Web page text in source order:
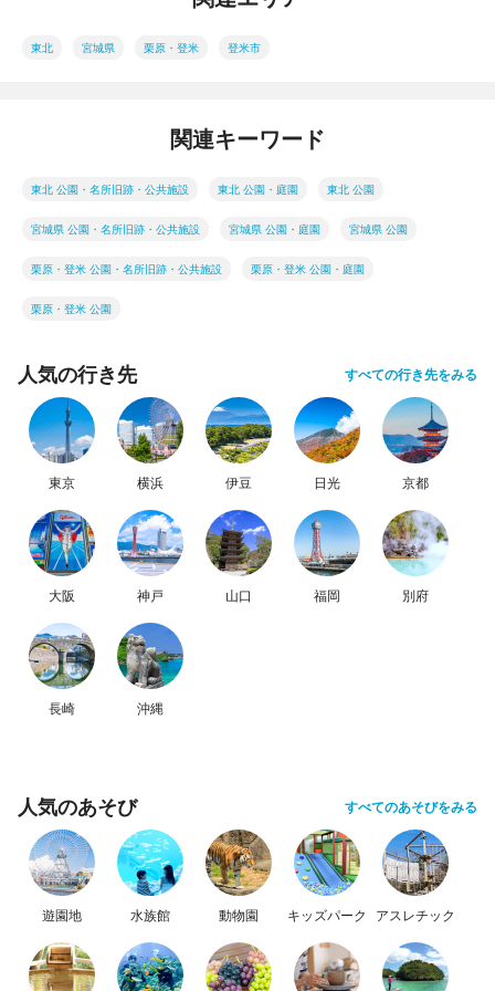
東北 宮城県 栗原・登米 登米市
関連キーワード
東北 公園・名所旧跡・公共施設 東北 公園・庭園 東北 公園
宮城県 公園・名所旧跡・公共施設 宮城県 公園・庭園 宮城県 公園
栗原・登米 公園・名所旧跡・公共施設 栗原・登米 公園・庭園
栗原・登米 公園
人気の行き先 すべての行き先をみる
東京 横浜 伊豆 日光 京都
大阪 神戸 山口 福岡 別府
長崎 沖縄
人気のあそび すべてのあそびをみる
遊園地 水族館 動物園 キッズパーク アスレチック